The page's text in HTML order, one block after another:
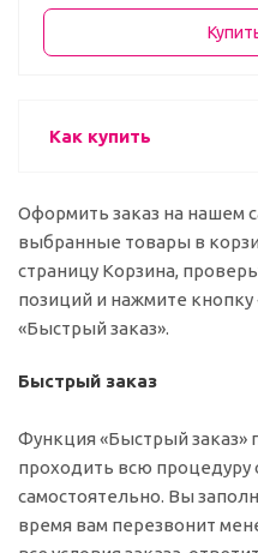
Как купить
Оформить заказ на нашем
выбранные товары в
страницу Корзина,
позиций и нажмите кнопку
«Быстрый заказ».
Быстрый заказ
Функция «Быстрый заказ»
проходить всю процедуру
самостоятельно. Вы
время вам перезвонит